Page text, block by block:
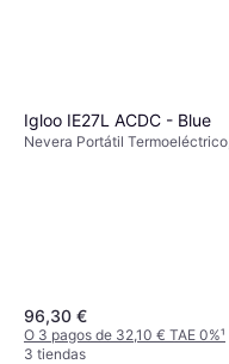
Igloo IE27L ACDC - Blue
Nevera Portátil Termoeléctrico,
96,30 €
O 3 pagos de 32,10 € TAE 0%¹
3 tiendas